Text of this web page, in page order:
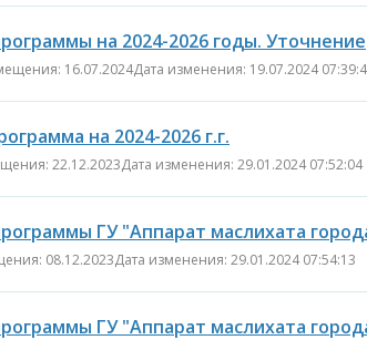
на 2024-2026 годы. Уточнение
16.07.2024Дата изменения: 19.07.2024
на 2024-2026 г.г.
22.12.2023Дата изменения: 29.01.2024 07:52:04
ГУ "Аппарат маслихата
08.12.2023Дата изменения: 29.01.2024 07:54:13
ГУ "Аппарат маслихата